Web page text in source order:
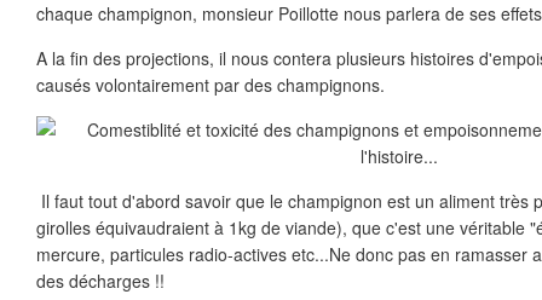
chaque champignon, monsieur Poillotte nous parlera de ses
A la fin des projections, il nous contera plusieurs histoires
causés volontairement par des champignons.
Il faut tout d'abord savoir que le champignon est un aliment très
girolles équivaudraient à 1kg de viande), que c'est une véritable
mercure, particules radio-actives etc...Ne donc pas en ramasser
des décharges !!